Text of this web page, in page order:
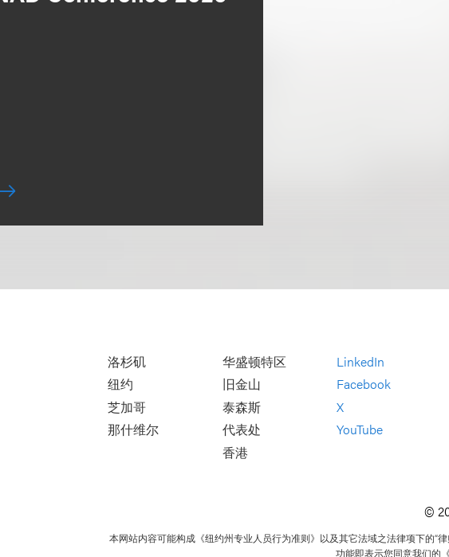
洛杉矶
纽约
芝加哥
那什维尔
华盛顿特区
旧金山
泰森斯
代表处
香港
LinkedIn
Facebook
X
YouTube
©
本网站内容可能构成《纽约州专业人员行为准则》以及其它法域之法律项下的“
功能即表示您同意我们的